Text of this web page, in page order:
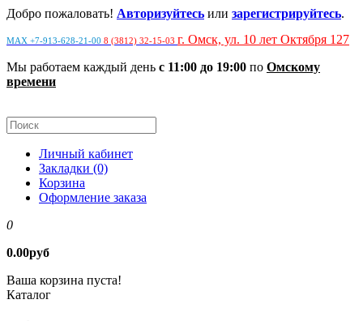
Добро пожаловать! Авторизуйтесь или зарегистрируйтесь.
MAX +7-913-628-21-00 8 (3812) 32-15-03 г. Омск, ул. 10 лет Октября 127
Мы работаем каждый день с 11:00 до 19:00 по Омскому
времени
Личный кабинет
Закладки (0)
Корзина
Оформление заказа
0
0.00руб
Ваша корзина пуста!
Каталог